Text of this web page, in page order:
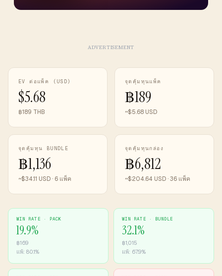
ADVERTISEMENT
EV ต่อแพ็ค (USD)
$5.68
฿189 THB
จุดคุ้มทุนแพ็ค
฿189
~$5.68 USD
จุดคุ้มทุน BUNDLE
฿1,136
~$34.11 USD · 6 แพ็ค
จุดคุ้มทุนกล่อง
฿6,812
~$204.64 USD · 36 แพ็ค
WIN RATE · PACK
19.9%
฿169
แพ้: 80.1%
WIN RATE · BUNDLE
32.1%
฿1,015
แพ้: 67.9%